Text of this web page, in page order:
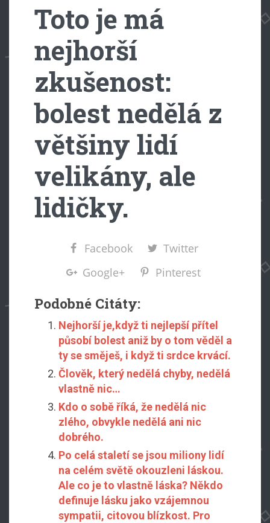
Toto je má
nejhorší
zkušenost:
bolest nedělá z
většiny lidí
velikány, ale
lidičky.
Facebook
Twitter
Google+
Pinterest
Podobné Citáty:
Nejhorší je,když ti nejlepší přítel
působí bolest aniž by o tom věděl a
ty se směješ, i když ti srdce krvácí.
Člověk, který nedělá chyby, nedělá
vlastně nic…
Kdo o sobě říká, že nedělá nic
zlého, obvykle nedělá ani nic
dobrého.
Po celá staletí se jsou miliony lidí
na celém světě okouzleni láskou.
Ale co je to vlastně láska? Někdo
definuje lásku jako vzájemnou
sympatii, citovou blízkost. Pro